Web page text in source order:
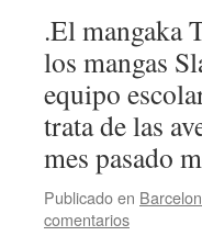
.El mangaka
los mangas
equipo
trata de las
mes pasado
Publicado en
comentarios